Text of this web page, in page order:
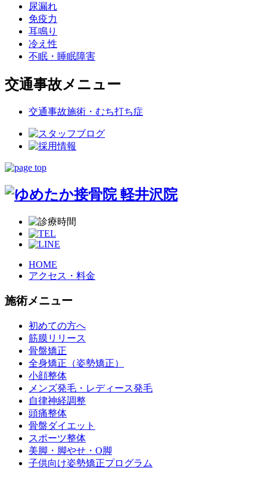
尿漏れ
免疫力
耳鳴り
冷え性
不眠・睡眠障害
交通事故メニュー
交通事故施術・むち打ち症
HOME
アクセス・料金
施術メニュー
初めての方へ
筋膜リリース
骨盤矯正
全身矯正（姿勢矯正）
小顔整体
メンズ発毛・レディース発毛
自律神経調整
頭痛整体
骨盤ダイエット
スポーツ整体
美脚・脚やせ・O脚
子供向け姿勢矯正プログラム